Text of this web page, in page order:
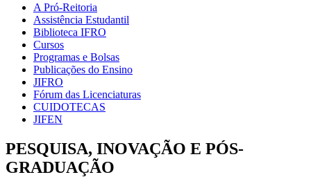
A Pró-Reitoria
Assistência Estudantil
Biblioteca IFRO
Cursos
Programas e Bolsas
Publicações do Ensino
JIFRO
Fórum das Licenciaturas
CUIDOTECAS
JIFEN
PESQUISA, INOVAÇÃO E PÓS-
GRADUAÇÃO